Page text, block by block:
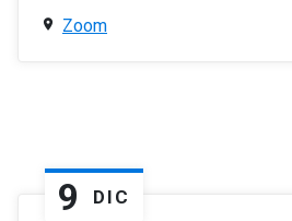
Zoom
9 DIC